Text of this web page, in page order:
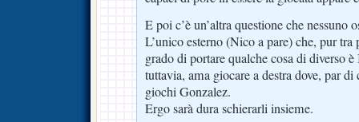
E poi c’è un’altra questione che nessuno
L’unico esterno (Nico a pare) che, pur
grado di portare qualche cosa di diverso
tuttavia, ama giocare a destra dove, par
giochi Gonzalez.
Ergo sarà dura schierarli insieme.